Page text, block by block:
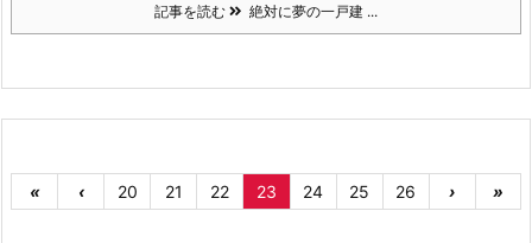
記事を読む 絶対に夢の一戸建 ...
« ‹ 20 21 22 23 24 25 26 › »